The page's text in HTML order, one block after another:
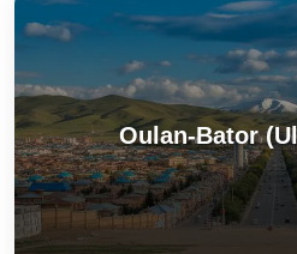
Oulan-Bator